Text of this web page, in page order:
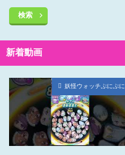
検索
新着動画
妖怪ウォッチぷにぷに